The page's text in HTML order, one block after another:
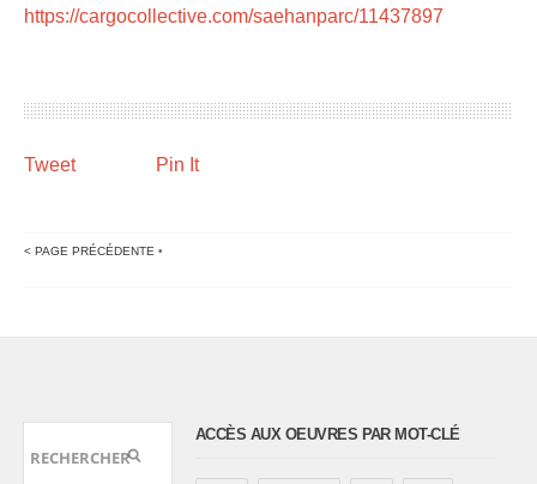
https://cargocollective.com/saehanparc/11437897
Tweet Pin It
< PAGE PRÉCÉDENTE •
ACCÈS AUX OEUVRES PAR MOT-CLÉ